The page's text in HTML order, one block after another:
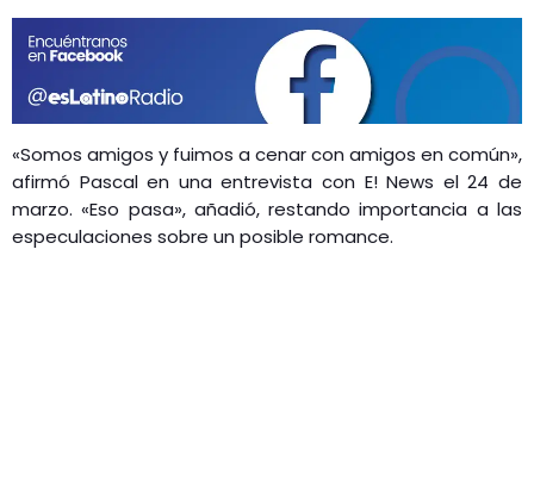
«Somos amigos y fuimos a cenar con amigos en común»,
afirmó Pascal en una entrevista con E! News el 24 de
marzo. «Eso pasa», añadió, restando importancia a las
especulaciones sobre un posible romance.​